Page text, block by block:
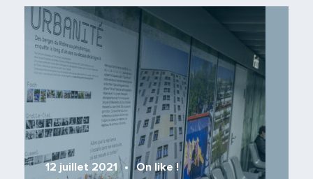
12 juillet 2021 On like !